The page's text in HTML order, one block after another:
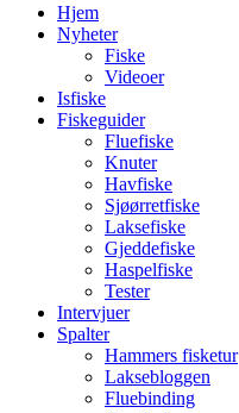
Hjem
Nyheter
Fiske
Videoer
Isfiske
Fiskeguider
Fluefiske
Knuter
Havfiske
Sjøørretfiske
Laksefiske
Gjeddefiske
Haspelfiske
Tester
Intervjuer
Spalter
Hammers fisketur
Laksebloggen
Fluebinding